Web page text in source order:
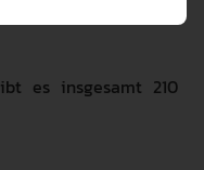
es insgesamt 210
Analyse / Statistiken (1)